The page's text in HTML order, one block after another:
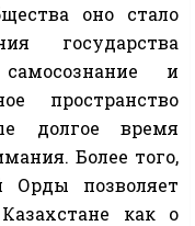
оно стало
государства
и
пространство
долгое время
Более того,
Орды позволяет
как о